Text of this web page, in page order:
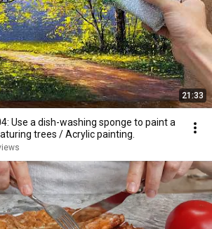
21:33
Use a dish-washing sponge to paint a
trees / Acrylic painting.